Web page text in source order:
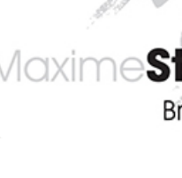
Bouquet de fleurs
Roses stabilisées
Composition piquée